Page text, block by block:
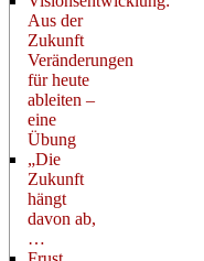
Aus der
Zukunft
Veränderungen
für heute
ableiten –
eine
Übung
„Die
Zukunft
hängt
davon ab,
…